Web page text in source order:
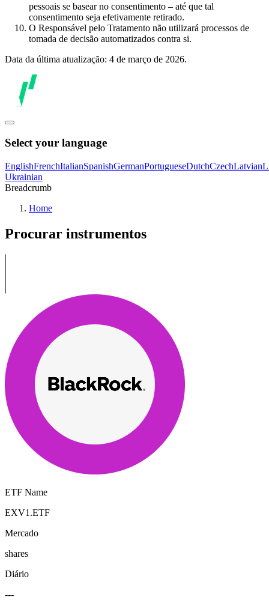
pessoais se basear no consentimento – até que tal
consentimento seja efetivamente retirado.
O Responsável pelo Tratamento não utilizará processos de
tomada de decisão automatizados contra si.
Data da última atualização: 4 de março de 2026.
Select your language
EnglishFrenchItalianSpanishGermanPortugueseDutchCzechLatvian
Ukrainian
Breadcrumb
Home
Procurar instrumentos
ETF Name
EXV1.ETF
Mercado
shares
Diário
---